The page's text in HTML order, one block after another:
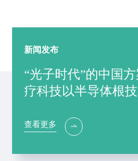
子时代”的中国方案：先
技以半导体根技术铸